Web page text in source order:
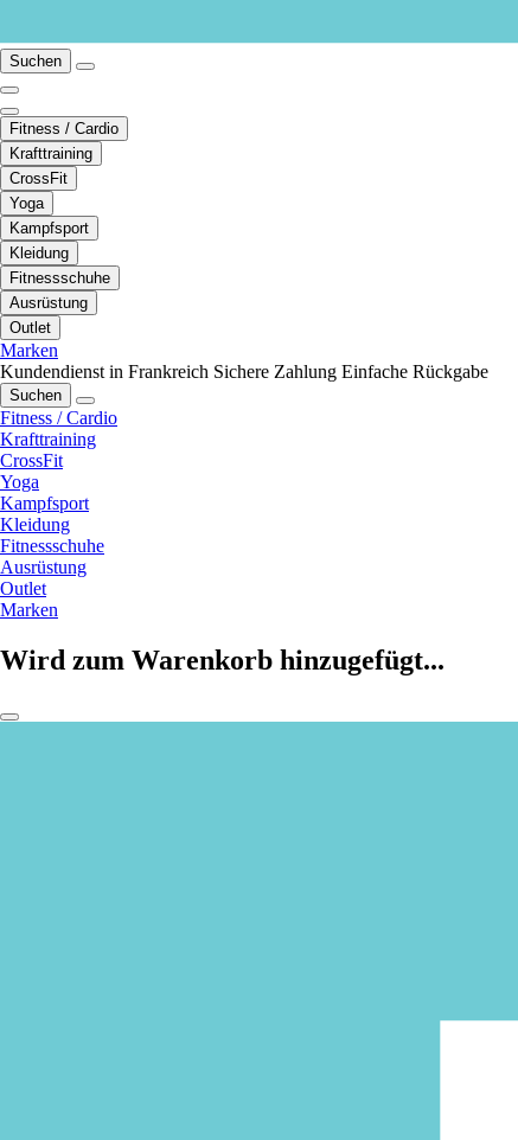
Suchen
Fitness / Cardio
Krafttraining
CrossFit
Yoga
Kampfsport
Kleidung
Fitnessschuhe
Ausrüstung
Outlet
Marken
Kundendienst in Frankreich Sichere Zahlung Einfache Rückgabe
Suchen
Fitness / Cardio
Krafttraining
CrossFit
Yoga
Kampfsport
Kleidung
Fitnessschuhe
Ausrüstung
Outlet
Marken
Wird zum Warenkorb hinzugefügt...